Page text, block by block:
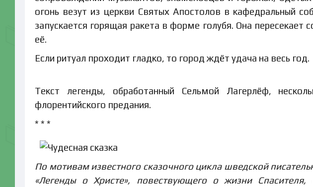
огонь везут из церкви Святых Апостолов в кафедральный
запускается горящая ракета в форме голубя. Она пересекает
её.
Если ритуал проходит гладко, то город ждёт удача на весь год.
Текст легенды, обработанный Сельмой Лагерлёф,
флорентийского предания.
* * *
По мотивам известного сказочного цикла шведской
«Легенды о Христе», повествующего о жизни